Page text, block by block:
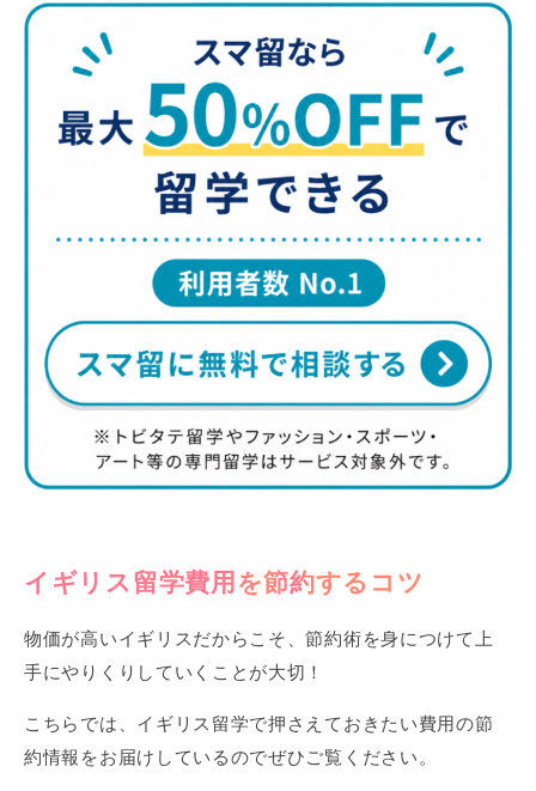
イギリス留学費用を節約するコツ
物価が高いイギリスだからこそ、節約術を身につけて上
手にやりくりしていくことが大切！
こちらでは、イギリス留学で押さえておきたい費用の節
約情報をお届けしているのでぜひご覧ください。